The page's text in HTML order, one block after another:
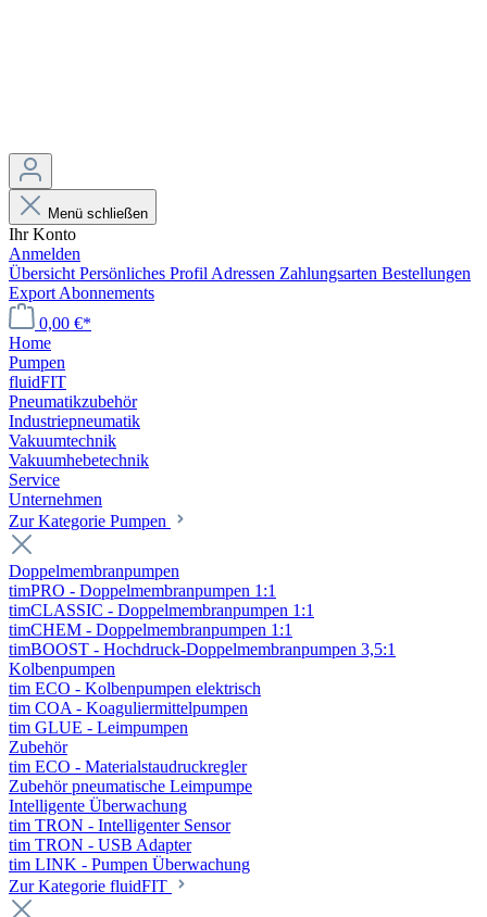
Menü schließen
Ihr Konto
Anmelden
Übersicht Persönliches Profil Adressen Zahlungsarten Bestellungen
Export Abonnements
0,00 €*
Home
Pumpen
fluidFIT
Pneumatikzubehör
Industriepneumatik
Vakuumtechnik
Vakuumhebetechnik
Service
Unternehmen
Zur Kategorie Pumpen
Doppelmembranpumpen
timPRO - Doppelmembranpumpen 1:1
timCLASSIC - Doppelmembranpumpen 1:1
timCHEM - Doppelmembranpumpen 1:1
timBOOST - Hochdruck-Doppelmembranpumpen 3,5:1
Kolbenpumpen
tim ECO - Kolbenpumpen elektrisch
tim COA - Koaguliermittelpumpen
tim GLUE - Leimpumpen
Zubehör
tim ECO - Materialstaudruckregler
Zubehör pneumatische Leimpumpe
Intelligente Überwachung
tim TRON - Intelligenter Sensor
tim TRON - USB Adapter
tim LINK - Pumpen Überwachung
Zur Kategorie fluidFIT